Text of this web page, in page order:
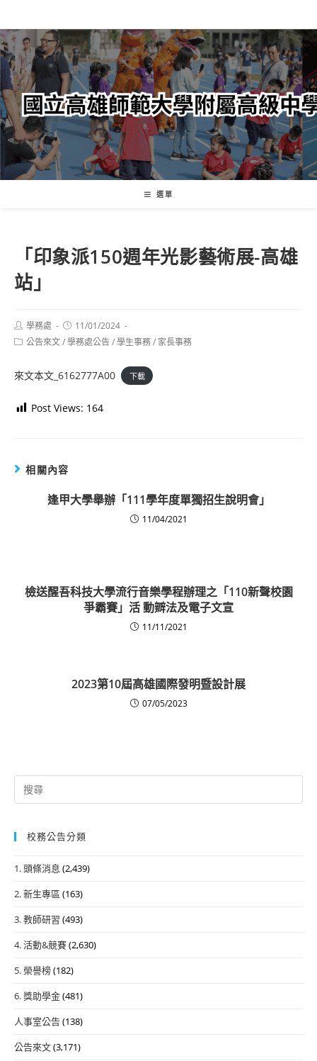
轉
至
主
內
容
選單
「印象派150週年光影藝術展-高雄
站」
Post
author:
學務處
Post
published:
11/01/2024
Post公告來文/學務處公告/學生事務/ 家長事務
來文本文_6162777A00 下載
Post Views: 164
相關內容
逢甲大學舉辦「111學年度單獨招生說明會」
11/04/2021
檢送醒吾科技大學流行音樂學程辦理之「110新聲校園
爭霸賽」活 動辧法及電子文宣
11/11/2021
2023第10屆高雄國際發明暨設計展
07/05/2023
Search
for:
校務公告分類
1. 頭條消息 (2,439)
2. 新生專區 (163)
3. 教師研習 (493)
4. 活動&競賽(2,630)
5. 榮譽榜(182)
6. 獎助學金(481)
人事室公告(138)
公告來文(3,171)